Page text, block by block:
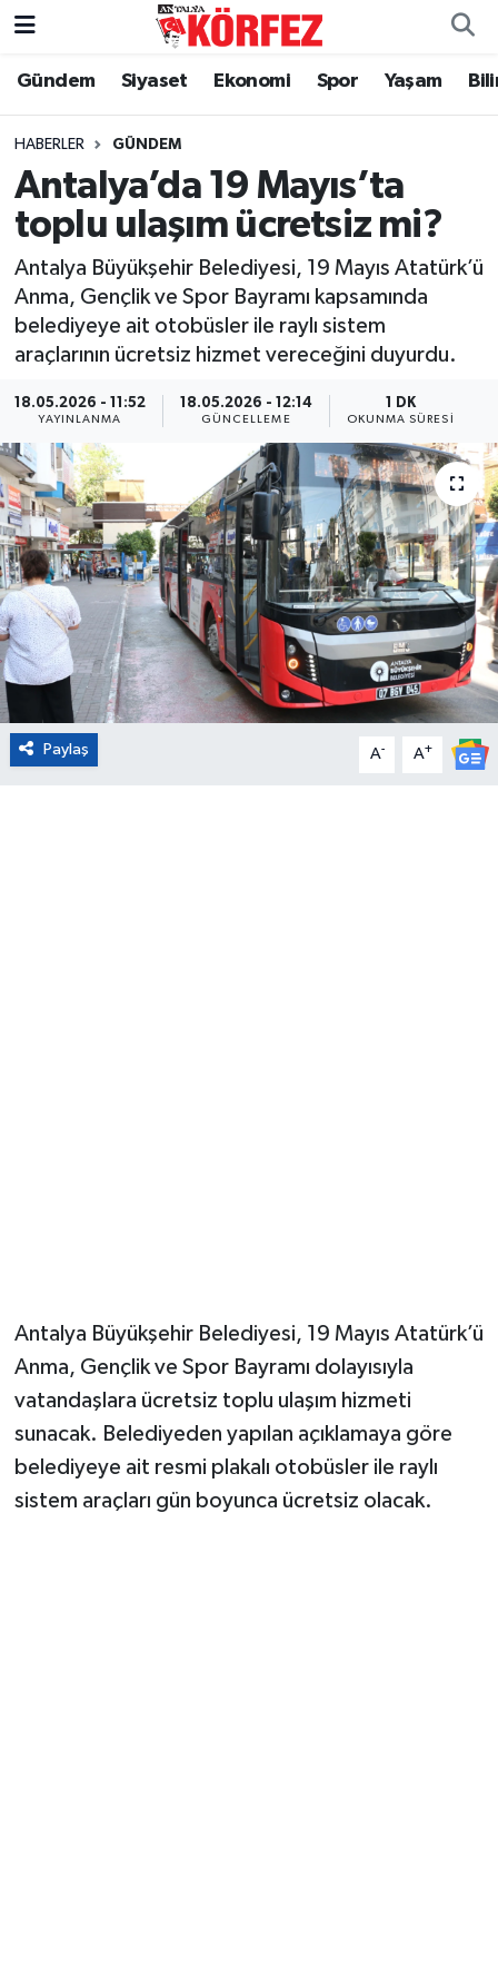
Gündem Siyaset Ekonomi Spor Yaşam
HABERLER GÜNDEM
Antalya’da 19 Mayıs’ta
toplu ulaşım ücretsiz mi?
Antalya Büyükşehir Belediyesi, 19 Mayıs Atatürk’ü
Anma, Gençlik ve Spor Bayramı kapsamında
belediyeye ait otobüsler ile raylı sistem
araçlarının ücretsiz hizmet vereceğini duyurdu.
18.05.2026 - 11:52
YAYINLANMA
18.05.2026 - 12:14
GÜNCELLEME
1 DK
OKUNMA SÜRESI
Paylaş A- A+
Antalya Büyükşehir Belediyesi, 19 Mayıs Atatürk’ü
Anma, Gençlik ve Spor Bayramı dolayısıyla
vatandaşlara ücretsiz toplu ulaşım hizmeti
sunacak. Belediyeden yapılan açıklamaya göre
belediyeye ait resmi plakalı otobüsler ile raylı
sistem araçları gün boyunca ücretsiz olacak.
Gündem
Siyaset
Yerel Yönetim
Spor
Yaşam
Asayiş
Dünya
Eğitim
Sağlık
Magazin
Turizm
Çevre
Nöbetçi Eczaneler
Hava Durumu
Trafik Durumu
Tüm Manşetler
Son Dakika Haberleri
Haber Arşivi